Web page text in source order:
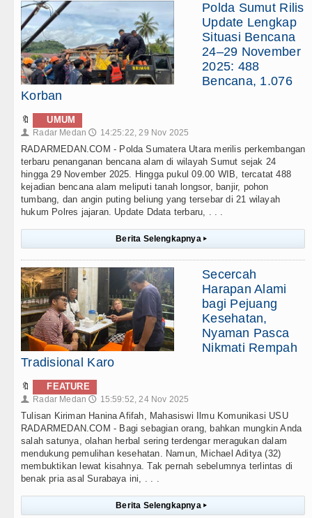
Polda Sumut Rilis
Update Lengkap
Situasi Bencana
24–29 November
2025: 488
Bencana, 1.076
Korban
🔖 UMUM
👤 Radar Medan 🕔 14:25:22, 29 Nov 2025
RADARMEDAN.COM - Polda Sumatera Utara merilis perkembangan
terbaru penanganan bencana alam di wilayah Sumut sejak 24
hingga 29 November 2025. Hingga pukul 09.00 WIB, tercatat 488
kejadian bencana alam meliputi tanah longsor, banjir, pohon
tumbang, dan angin puting beliung yang tersebar di 21 wilayah
hukum Polres jajaran. Update Ddata terbaru, . . .
Berita Selengkapnya ▸
Secercah
Harapan Alami
bagi Pejuang
Kesehatan,
Nyaman Pasca
Nikmati Rempah
Tradisional Karo
🔖 FEATURE
👤 Radar Medan 🕔 15:59:52, 24 Nov 2025
Tulisan Kiriman Hanina Afifah, Mahasiswi Ilmu Komunikasi USU
RADARMEDAN.COM - Bagi sebagian orang, bahkan mungkin Anda
salah satunya, olahan herbal sering terdengar meragukan dalam
mendukung pemulihan kesehatan. Namun, Michael Aditya (32)
membuktikan lewat kisahnya. Tak pernah sebelumnya terlintas di
benak pria asal Surabaya ini, . . .
Berita Selengkapnya ▸